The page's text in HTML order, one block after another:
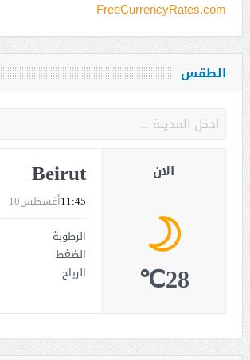
FreeCurrencyRates.com
الطقس
Beirut
أغسطس1011:45
الرطوبة
الضغط
الرياح
الان
28℃